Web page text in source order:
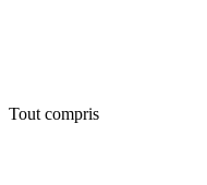
Tout compris